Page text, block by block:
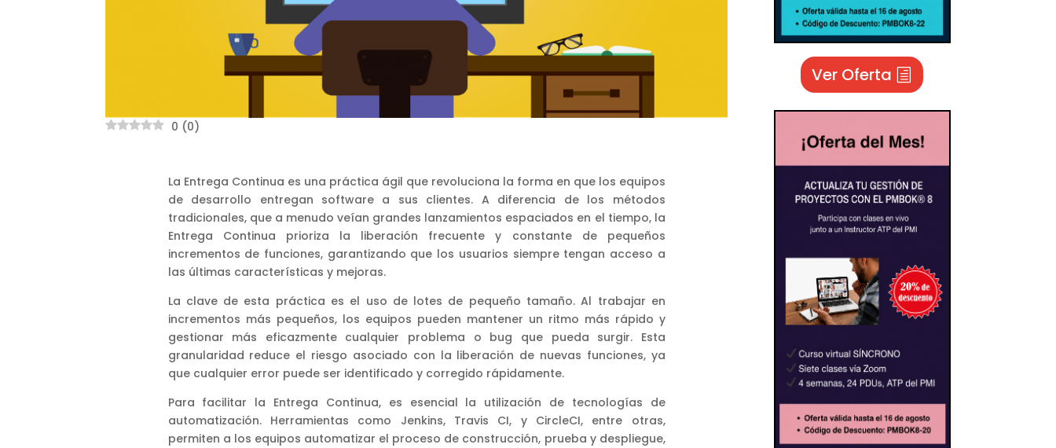
0 (0)
La Entrega Continua es una práctica ágil que revoluciona la forma en que los equipos
de desarrollo entregan software a sus clientes. A diferencia de los métodos
tradicionales, que a menudo veían grandes lanzamientos espaciados en el tiempo, la
Entrega Continua prioriza la liberación frecuente y constante de pequeños
incrementos de funciones, garantizando que los usuarios siempre tengan acceso a
las últimas características y mejoras.
La clave de esta práctica es el uso de lotes de pequeño tamaño. Al trabajar en
incrementos más pequeños, los equipos pueden mantener un ritmo más rápido y
gestionar más eficazmente cualquier problema o bug que pueda surgir. Esta
granularidad reduce el riesgo asociado con la liberación de nuevas funciones, ya
que cualquier error puede ser identificado y corregido rápidamente.
Para facilitar la Entrega Continua, es esencial la utilización de tecnologías de
automatización. Herramientas como Jenkins, Travis CI, y CircleCI, entre otras,
permiten a los equipos automatizar el proceso de construcción, prueba y despliegue,
Ver Oferta